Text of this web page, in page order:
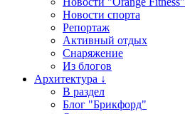
Новости спорта
Репортаж
Активный отдых
Снаряжение
Из блогов
Архитектура ↓
В раздел
Блог "Брикфорд"